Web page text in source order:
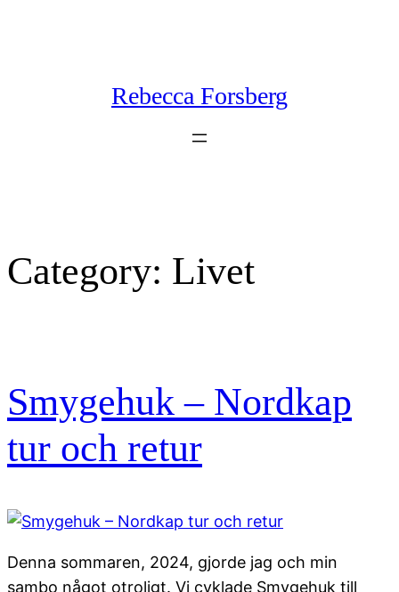
Rebecca Forsberg
Category: Livet
Smygehuk – Nordkap
tur och retur
Denna sommaren, 2024, gjorde jag och min
sambo något otroligt. Vi cyklade Smygehuk till